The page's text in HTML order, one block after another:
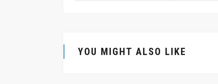
YOU MIGHT ALSO LIKE